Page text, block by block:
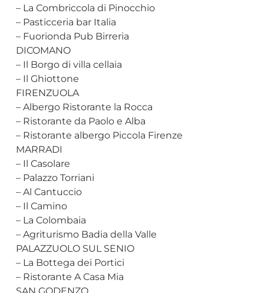
– La Combriccola di Pinocchio
– Pasticceria bar Italia
– Fuorionda Pub Birreria
DICOMANO
– Il Borgo di villa cellaia
– Il Ghiottone
FIRENZUOLA
– Albergo Ristorante la Rocca
– Ristorante da Paolo e Alba
– Ristorante albergo Piccola Firenze
MARRADI
– Il Casolare
– Palazzo Torriani
– Al Cantuccio
– Il Camino
– La Colombaia
– Agriturismo Badia della Valle
PALAZZUOLO SUL SENIO
– La Bottega dei Portici
– Ristorante A Casa Mia
SAN GODENZO